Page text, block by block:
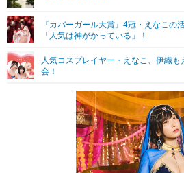
グラビア
ショッピング
その他
プッシュ通知の停止方法
『カバーガール大賞』4冠・えなこの
「人気は神がかっている」！
人気コスプレイヤー・えなこ、伊織
会！